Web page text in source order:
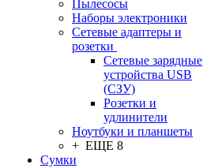
Пылесосы
Наборы электроники
Сетевые адаптеры и
розетки
Сетевые зарядные
устройства USB
(СЗУ)
Розетки и
удлинители
Ноутбуки и планшеты
+ ЕЩЕ 8
Сумки